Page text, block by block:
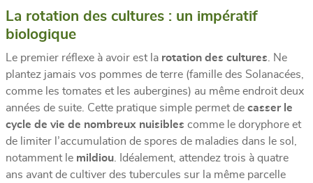
La rotation des cultures : un impératif
biologique
Le premier réflexe à avoir est la rotation des cultures . Ne
plantez jamais vos pommes de terre (famille des Solanacées,
comme les tomates et les aubergines) au même endroit deux
années de suite. Cette pratique simple permet de casser le
cycle de vie de nombreux nuisibles comme le doryphore et
de limiter l’accumulation de spores de maladies dans le sol,
notamment le mildiou . Idéalement, attendez trois à quatre
ans avant de cultiver des tubercules sur la même parcelle